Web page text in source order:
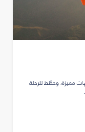
مميزة، وخطّط للرحلة